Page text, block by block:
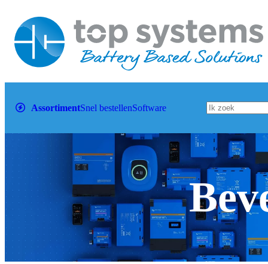
AssortimentSnel bestellenSoftware